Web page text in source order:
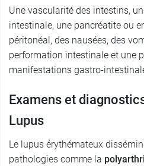
Une vascularité des intestins,
intestinale, une pancréatite ou
péritonéal, des nausées, des
performation intestinale et une
manifestations gastro-
Examens et
Lupus
Le lupus érythémateux
pathologies comme la